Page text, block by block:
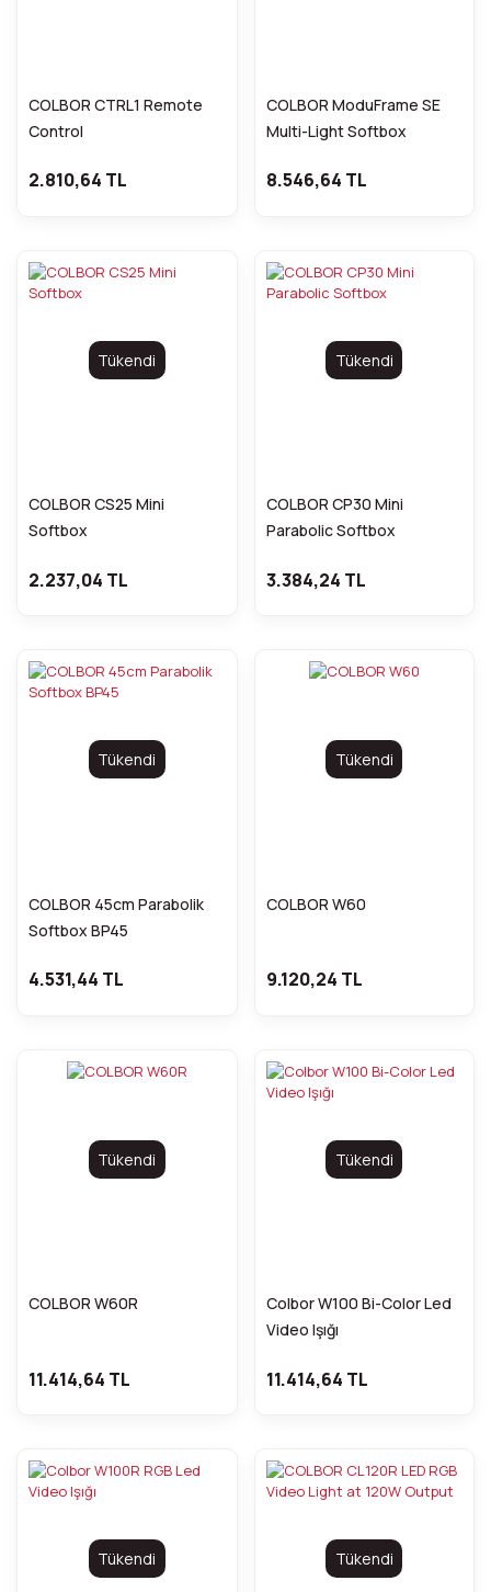
COLBOR CTRL1 Remote
Control
2.810,64 TL
COLBOR ModuFrame SE
Multi-Light Softbox
8.546,64 TL
Tükendi
COLBOR CS25 Mini
Softbox
2.237,04 TL
Tükendi
COLBOR CP30 Mini
Parabolic Softbox
3.384,24 TL
Tükendi
COLBOR 45cm Parabolik
Softbox BP45
4.531,44 TL
Tükendi
COLBOR W60
9.120,24 TL
Tükendi
COLBOR W60R
11.414,64 TL
Tükendi
Colbor W100 Bi-Color Led
Video Işığı
11.414,64 TL
Tükendi Tükendi